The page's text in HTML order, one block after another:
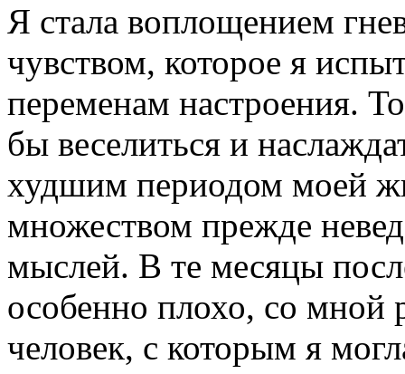
Я стала воплощением
чувством, которое я
переменам настроения.
бы веселиться и
худшим периодом моей
множеством прежде
мыслей. В те месяцы
особенно плохо, со мной
человек, с которым я